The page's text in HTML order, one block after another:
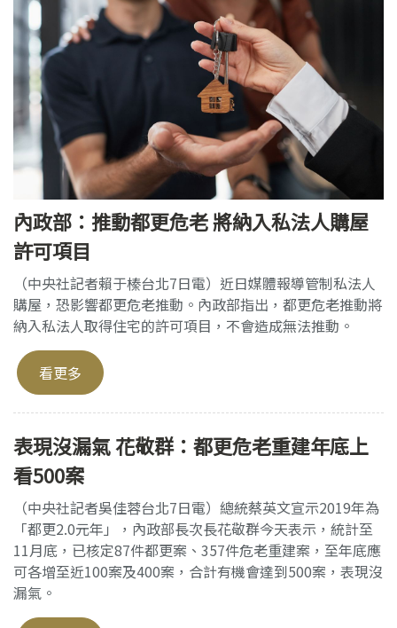
內政部：推動都更危老 將納入私法人購屋
許可項目
（中央社記者賴于榛台北7日電）近日媒體報導管制私法人
購屋，恐影響都更危老推動。內政部指出，都更危老推動將
納入私法人取得住宅的許可項目，不會造成無法推動。
看更多
表現沒漏氣 花敬群：都更危老重建年底上
看500案
（中央社記者吳佳蓉台北7日電）總統蔡英文宣示2019年為
「都更2.0元年」，內政部長次長花敬群今天表示，統計至
11月底，已核定87件都更案、357件危老重建案，至年底應
可各增至近100案及400案，合計有機會達到500案，表現沒
漏氣。